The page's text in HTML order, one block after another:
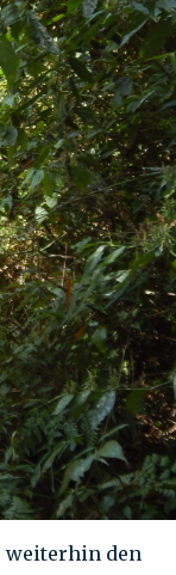
weiterhin den